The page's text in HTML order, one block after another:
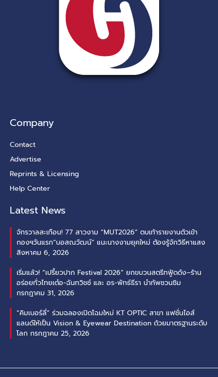
Company
Contact
Advertise
Reprints & Licensing
Help Center
Latest News
จักรวาลสะเทือน! 77 สาวงาม “MUT2026” ตบเท้ารายงานตัวเข้า
กองฯวันแรก“บอสณวัฒน์” แนะนางงามยุคใหม่ ต้องรู้จักวิธีหาแสง
สิงหาคม 6, 2026
เริ่มแล้ว! “เปรี้ยวปาก Festival 2026” ยกขบวนสตรีทฟู้ดดัง–ร้าน
อร่อยทั่วไทยเต๋อ-ฉันทวิชช์ และ อร-พัทธ์ธีรา นำทัพชวนชิม
กรกฎาคม 31, 2026
“คิมเบอร์ลี่” ร่วมฉลองเปิดโฉมใหม่ KT OPTIC สาขา แฟชั่นไอส์
แลนด์ให้เป็น Vision & Eyewear Destination ด้วยมาตรฐานระดับ
โลก กรกฎาคม 25, 2026